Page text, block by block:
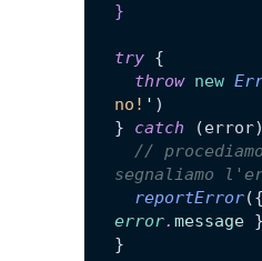
}
try {
  throw
new
no! ' )
} catch (error
segnaliamo
  reportError
error.message
}